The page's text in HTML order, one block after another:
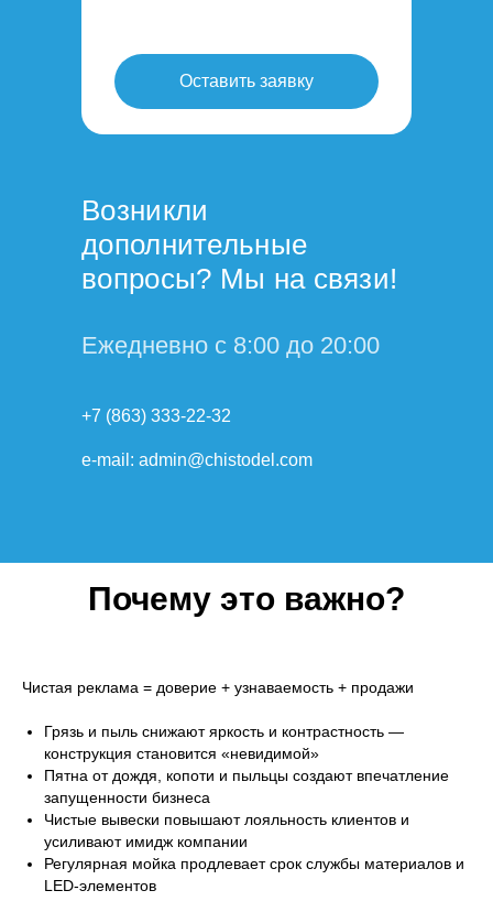
Возникли
дополнительные
вопросы? Мы на связи!
+7 (863) 333-22-32
Ежедневно с 8:00 до 20:00
e-mail: admin@chistodel.com
Оставить заявку
Почему это важно?
Чистая реклама = доверие + узнаваемость + продажи
Грязь и пыль снижают яркость и контрастность —
конструкция становится «невидимой»
Пятна от дождя, копоти и пыльцы создают впечатление
запущенности бизнеса
Чистые вывески повышают лояльность клиентов и
усиливают имидж компании
Регулярная мойка продлевает срок службы материалов и
LED-элементов